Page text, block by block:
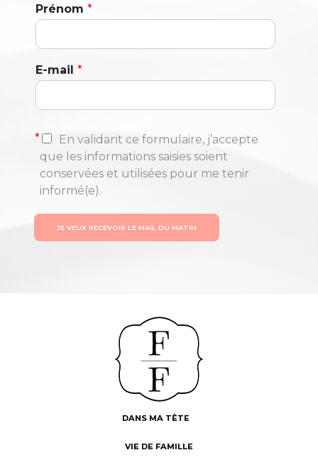
Prénom *
E-mail *
*
En validant ce formulaire, j’accepte
que les informations saisies soient
conservées et utilisées pour me tenir
informé(e).
JE VEUX RECEVOIR LE MAIL DU MATIN
DANS MA TÊTE
VIE DE FAMILLE